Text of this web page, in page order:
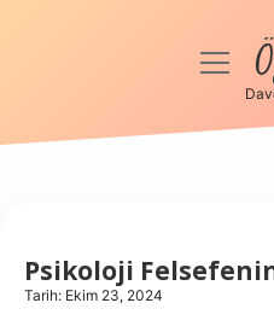
Anasayfa
Hakkımızda
menüyü
Psikoloji
Tarih: Ekim 23, 2024